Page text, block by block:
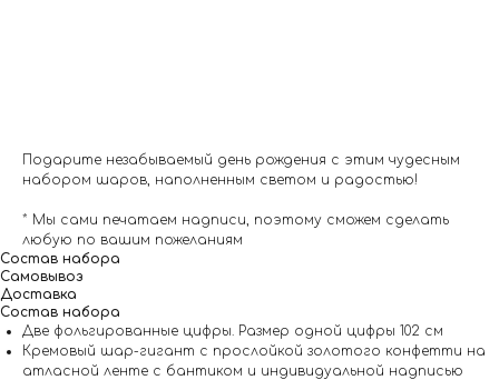
Подарите незабываемый день рождения с этим чудесным
набором шаров, наполненным светом и радостью!
* Мы сами печатаем надписи, поэтому сможем сделать
любую по вашим пожеланиям
Состав набора
Самовывоз
Доставка
Состав набора
Две фольгированные цифры. Размер одной цифры 102 см
Кремовый шар-гигант с прослойкой золотого конфетти на
атласной ленте с бантиком и индивидуальной надписью